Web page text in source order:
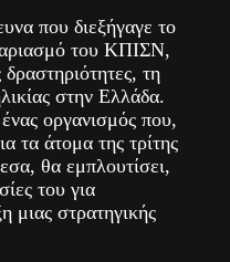
που διεξήγαγε το
του ΚΠΙΣΝ,
τη
στην Ελλάδα.
οργανισμός που,
τα άτομα της τρίτης
θα εμπλουτίσει,
του για
μιας στρατηγικής